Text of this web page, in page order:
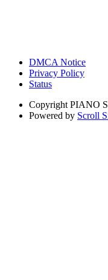
DMCA Notice
Privacy Policy
Status
Copyright PIANO
Powered by Scroll